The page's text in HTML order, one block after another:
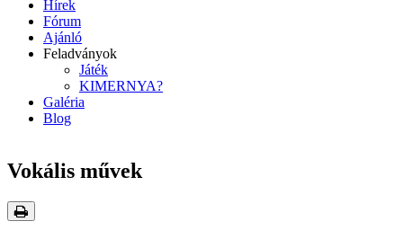
Hírek
Fórum
Ajánló
Feladványok
Játék
KIMERNYA?
Galéria
Blog
Vokális művek